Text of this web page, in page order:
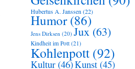
Hubertus A. Janssen(22)
Humor(86)
Jens Dirksen (20) Jux (63)
Kindheit im Pott (21)
Kohlenpott (92)
Kultur(46)Kunst (45)